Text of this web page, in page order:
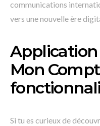
communications
vers une nouvelle ère
Application
Mon
Si tu es curieux de